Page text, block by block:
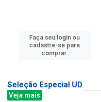
Faça seu login ou
cadastre-se para
comprar.
Seleção Especial UD
Veja mais